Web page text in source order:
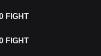
FIGHT
FIGHT